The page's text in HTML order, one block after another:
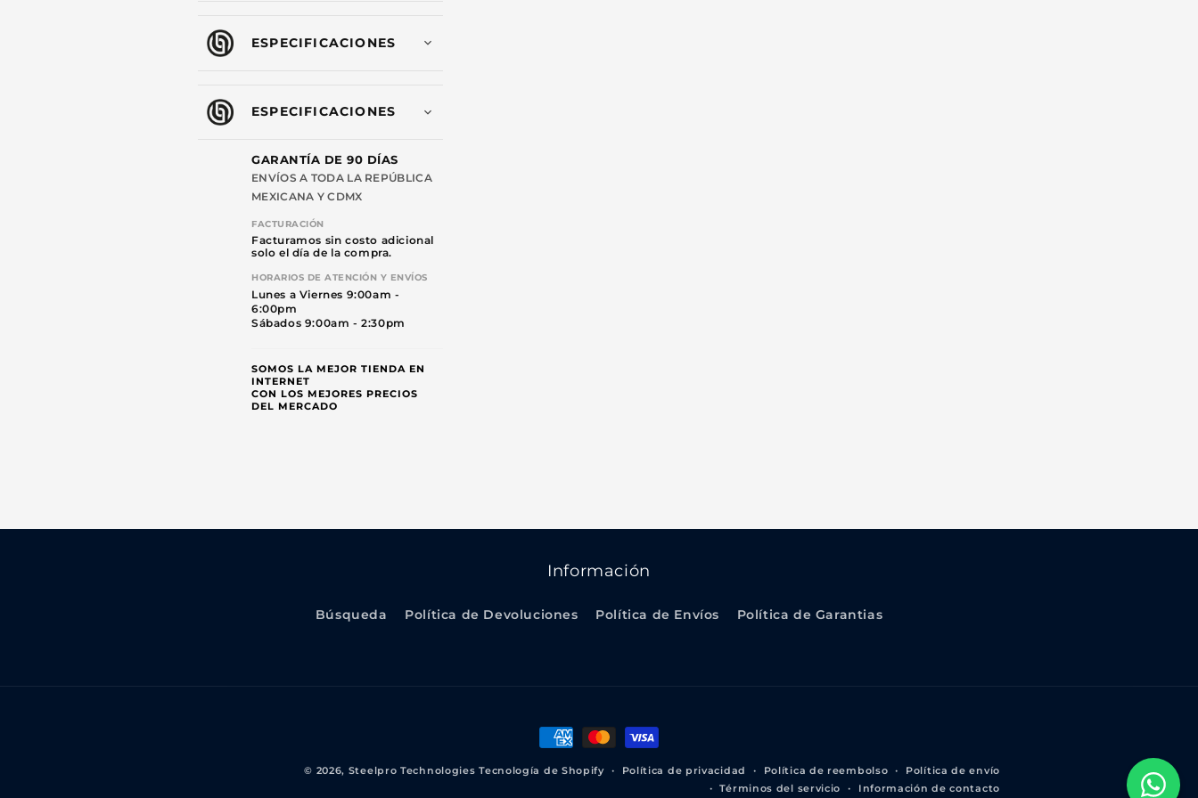
ESPECIFICACIONES
ESPECIFICACIONES
GARANTÍA DE 90 DÍAS
ENVÍOS A TODA LA REPÚBLICA
MEXICANA Y CDMX
FACTURACIÓN
Facturamos sin costo adicional
solo el día de la compra.
HORARIOS DE ATENCIÓN Y ENVÍOS
Lunes a Viernes 9:00am -
6:00pm
Sábados 9:00am - 2:30pm
SOMOS LA MEJOR TIENDA EN
INTERNET
CON LOS MEJORES PRECIOS
DEL MERCADO
Información
Búsqueda Política de Devoluciones Política de Envíos Política de Garantias
Formas
de
© 2026, Steelpro Technologies Tecnología de Shopify Política de privacidad Política de reembolso
Política de envío
Términos del servicio
Información de contacto